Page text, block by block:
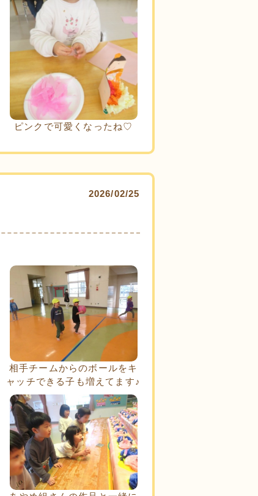
ピンクで可愛くなったね♡
2026/02/25
相手チームからのボールをキ
ャッチできる子も増えてます♪